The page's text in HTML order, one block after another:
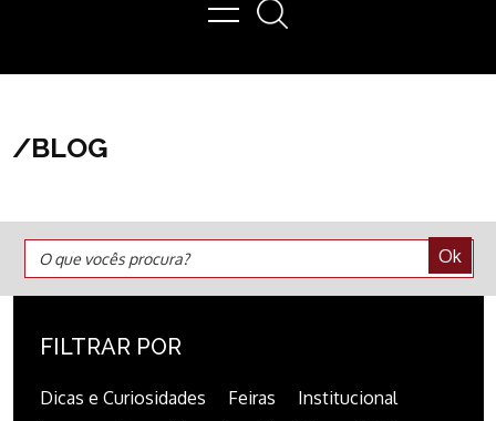
/BLOG
O que vocês procura? Ok
FILTRAR POR
Dicas e Curiosidades Feiras
Institucional